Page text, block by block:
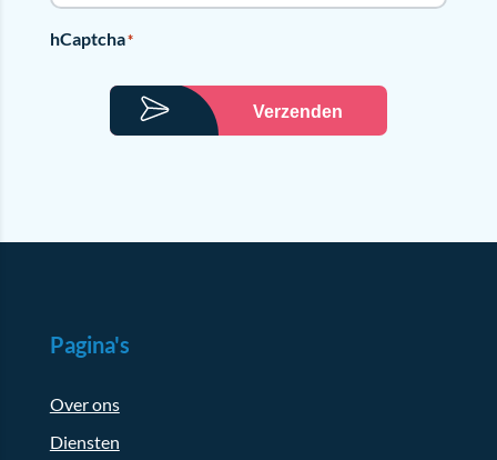
hCaptcha*
Verzenden
Pagina's
Over ons
Diensten